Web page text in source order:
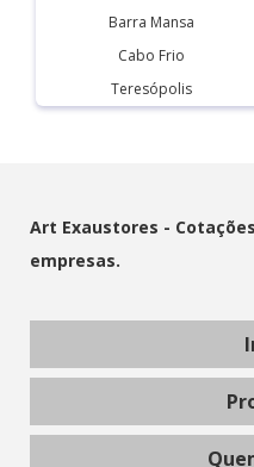
Barra Mansa
Cabo Frio
Teresópolis
Art Exaustores -
empresas.